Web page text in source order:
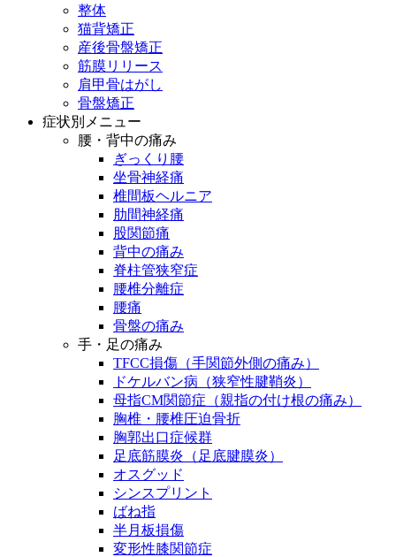
整体
猫背矯正
産後骨盤矯正
筋膜リリース
肩甲骨はがし
骨盤矯正
症状別メニュー
腰・背中の痛み
ぎっくり腰
坐骨神経痛
椎間板ヘルニア
肋間神経痛
股関節痛
背中の痛み
脊柱管狭窄症
腰椎分離症
腰痛
骨盤の痛み
手・足の痛み
TFCC損傷（手関節外側の痛み）
ドケルバン病（狭窄性腱鞘炎）
母指CM関節症（親指の付け根の痛み）
胸椎・腰椎圧迫骨折
胸郭出口症候群
足底筋膜炎（足底腱膜炎）
オスグッド
シンスプリント
ばね指
半月板損傷
変形性膝関節症